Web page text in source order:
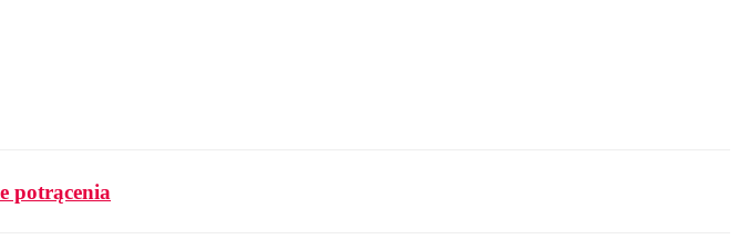
potrącenia